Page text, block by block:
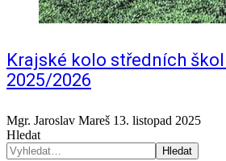
Krajské kolo středních
2025/2026
Mgr. Jaroslav Mareš 13. listopad 2025
Hledat
Hledat